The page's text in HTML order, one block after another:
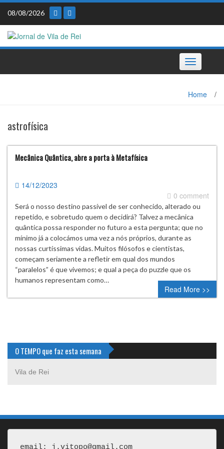
Skip
content
08/08/2026
Toggle
navigation
Home /
astrofísica
Mecânica Quântica, abre a porta à Metafísica
14/12/2023
0 comment
Será o nosso destino passível de ser conhecido, alterado ou
repetido, e sobretudo quem o decidirá? Talvez a mecânica
quântica possa responder no futuro a esta pergunta; que no
mínimo já a colocámos uma vez a nós próprios, durante as
nossas curtíssimas vidas. Muitos filósofos e cientistas,
começam seriamente a refletir em qual dos mundos
“paralelos” é que vivemos; e qual a peça do puzzle que os
humanos representam como…
Read More >>
O TEMPO que faz esta semana
Vila de Rei